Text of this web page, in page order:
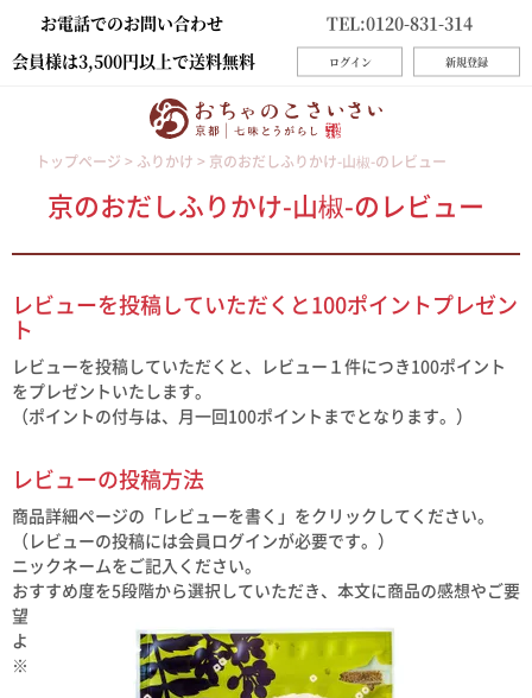
お電話でのお問い合わせ
TEL:0120-831-314
会員様は3,500円以上で送料無料
ログイン 新規登録
トップページ ふりかけ 京のおだしふりかけ-山椒-のレビュー
京のおだしふりかけ-山椒-のレビュー
レビューを投稿していただくと100ポイントプレゼン
ト
レビューを投稿していただくと、レビュー１件につき100ポイント
をプレゼントいたします。
（ポイントの付与は、月一回100ポイントまでとなります。）
レビューの投稿方法
商品詳細ページの「レビューを書く」をクリックしてください。
（レビューの投稿には会員ログインが必要です。）
ニックネームをご記入ください。
おすすめ度を5段階から選択していただき、本文に商品の感想やご要
望をご記入ください。
よろしければプロフィールをご記入ください。
※レビュー投稿は、１商品につき１回ご記入いただけます。